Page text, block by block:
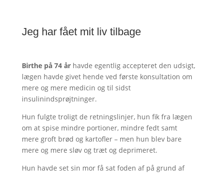
Jeg har fået mit liv tilbage
Birthe på 74 år havde egentlig accepteret den udsigt,
lægen havde givet hende ved første konsultation om
mere og mere medicin og til sidst
insulinindsprøjtninger.
Hun fulgte troligt de retningslinjer, hun fik fra lægen
om at spise mindre portioner, mindre fedt samt
mere groft brød og kartofler – men hun blev bare
mere og mere sløv og træt og deprimeret.
Hun havde set sin mor få sat foden af på grund af